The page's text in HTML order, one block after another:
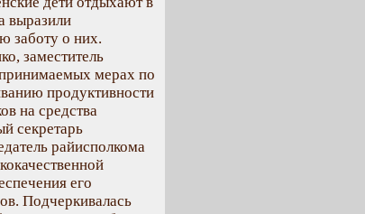
выразили
заботу о них.
заместитель
мерах по
продуктивности
на средства
секретарь
райисполкома
его
Подчеркивалась